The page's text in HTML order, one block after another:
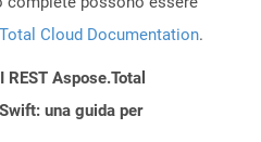
Cloud Documentation.
Aspose.Total
una guida per